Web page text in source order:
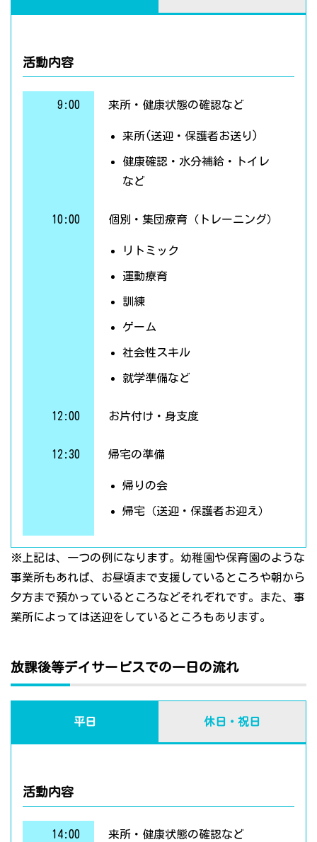
活動内容
9:00 来所・健康状態の確認など
来所(送迎・保護者お送り)
健康確認・水分補給・トイレ
など
10:00 個別・集団療育（トレーニング）
リトミック
運動療育
訓練
ゲーム
社会性スキル
就学準備など
12:00 お片付け・身支度
12:30 帰宅の準備
帰りの会
帰宅（送迎・保護者お迎え）
※上記は、一つの例になります。幼稚園や保育園のような
事業所もあれば、お昼頃まで支援しているところや朝から
夕方まで預かっているところなどそれぞれです。また、事
業所によっては送迎をしているところもあります。
放課後等デイサービスでの一日の流れ
平日 休日・祝日
活動内容
14:00 来所・健康状態の確認など